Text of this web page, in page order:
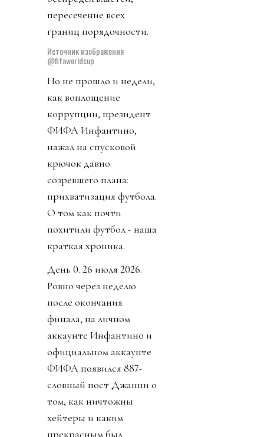
игроков с собаками на
ВПП, кражи имущества
игроков,
дискриминация
сборной Ирана,
возмутительные
нарушения правил
футбола (Балогун),
беспредел властей,
пересечение всех
границ порядочности.
Источник изображения
@fifaworldcup
ФИФА Инфантино,